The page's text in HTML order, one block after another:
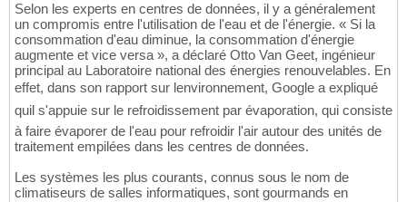
Selon les experts en centres de données, il y a généralement
un compromis entre l'utilisation de l'eau et de l'énergie. « Si la
consommation d'eau diminue, la consommation d'énergie
augmente et vice versa », a déclaré Otto Van Geet, ingénieur
principal au Laboratoire national des énergies renouvelables. En
effet, dans son rapport sur lenvironnement, Google a expliqué
quil s'appuie sur le refroidissement par évaporation, qui consiste
à faire évaporer de l'eau pour refroidir l'air autour des unités de
traitement empilées dans les centres de données.
Les systèmes les plus courants, connus sous le nom de
climatiseurs de salles informatiques, sont gourmands en